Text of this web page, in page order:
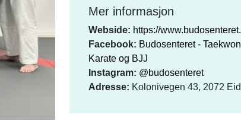
Mer informasjon
Webside: https://
Facebook: Budosenteret -
Karate og BJJ
Instagram: @budosenteret
Adresse: Kolonivegen 43, 2072